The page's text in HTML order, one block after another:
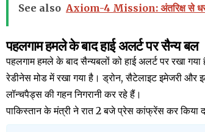
See also Axiom-4 Mission: अंतरिक्ष से
पहलगाम हमले के बाद हाई अलर्ट पर सैन्य बल
पहलगाम हमले के बाद सैन्यबलों को हाई अलर्ट पर रखा गया
रेडीनेस मोड में रखा गया है। ड्रोन, सैटेलाइट इमेजरी
लॉन्चपैड्स की गहन निगरानी कर रहे हैं।
पाकिस्तान के मंत्री ने रात 2 बजे प्रेस कांफ्रेंस कर